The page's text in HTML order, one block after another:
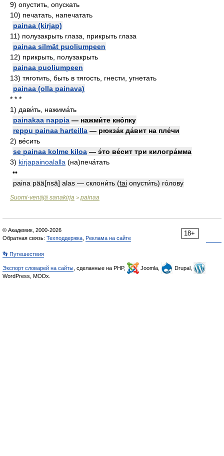
9) опустить, опускать
10) печатать, напечатать
painaa (kirjap)
11) полузакрыть глаза, прикрыть глаза
painaa silmät puoliumpeen
12) прикрыть, полузакрыть
painaa puoliumpeen
13) тяготить, быть в тягость, гнести, угнетать
painaa (olla painava)
* * *
1) дави́ть, нажима́ть
painakaa nappia — нажми́те кно́пку
reppu painaa harteilla — рюкза́к да́вит на пле́чи
2) ве́сить
se painaa kolme kiloa — э́то ве́сит три килогра́мма
3) kirjapainoalalla (на)печа́тать
••
paina pää[nsä] alas — склони́ть (tai опусти́ть) го́лову
Suomi-venäjä sanakirja > painaa
18+
© Академик, 2000-2026
Обратная связь: Техподдержка Реклама на сайте
👣 Путешествия
Экспорт словарей на сайты , сделанные на PHP, Joomla,
Drupal,
WordPress, MODx.